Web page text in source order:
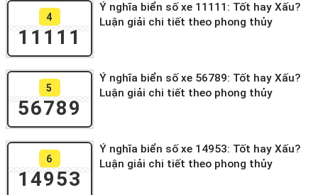
4
11111
Ý nghĩa biển số xe 11111: Tốt hay Xấu?
Luận giải chi tiết theo phong thủy
5
56789
Ý nghĩa biển số xe 56789: Tốt hay Xấu?
Luận giải chi tiết theo phong thủy
6
14953
Ý nghĩa biển số xe 14953: Tốt hay Xấu?
Luận giải chi tiết theo phong thủy